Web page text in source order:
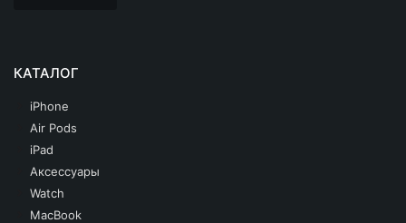
iPhone 12 Pro
iPhone 12 Mini
iPhone 12
iPhone 11 Pro
КАТАЛОГ
iPhone
Air Pods
iPad
Аксессуары
Watch
MacBook